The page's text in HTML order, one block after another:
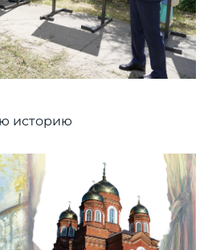
историю